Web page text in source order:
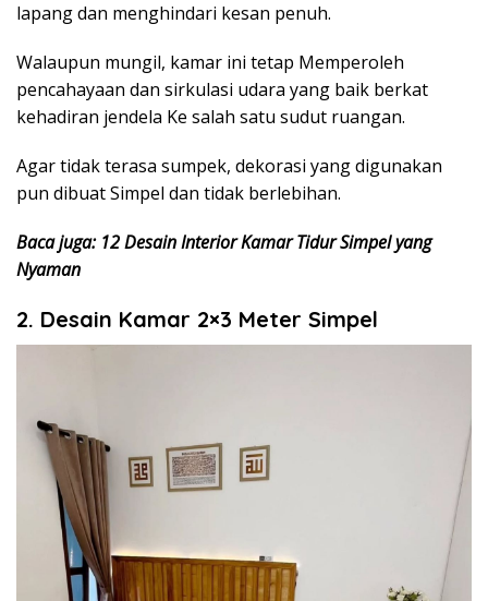
lapang dan menghindari kesan penuh.
Walaupun mungil, kamar ini tetap Memperoleh
pencahayaan dan sirkulasi udara yang baik berkat
kehadiran jendela Ke salah satu sudut ruangan.
Agar tidak terasa sumpek, dekorasi yang digunakan
pun dibuat Simpel dan tidak berlebihan.
Baca juga: 12 Desain Interior Kamar Tidur Simpel yang
Nyaman
2. Desain Kamar 2×3 Meter Simpel